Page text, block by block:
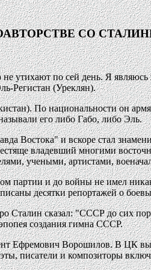
СО
утихают по сей день. Я
Регистан (Уреклян).
По национальности он
его либо Габо, либо Эль.
Востока" и вскоре стал
владевший многими
учеными, артистами,
партии и до войны не имел
десятки репортажей о
сказал: "СССР до сих
создания гимна СССР.
Ефремович Ворошилов. В ЦК
писатели и композиторы